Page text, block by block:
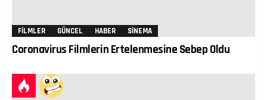
FILMLER GÜNCEL HABER SINEMA
Coronavirus Filmlerin Ertelenmesine Sebep Oldu